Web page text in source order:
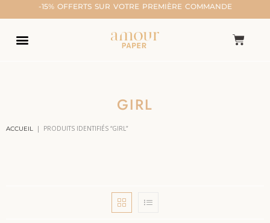
-15% OFFERTS SUR VOTRE PREMIÈRE COMMANDE
GIRL
ACCUEIL | PRODUITS IDENTIFIÉS “GIRL”